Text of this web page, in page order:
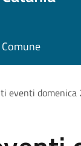
eventi domenica